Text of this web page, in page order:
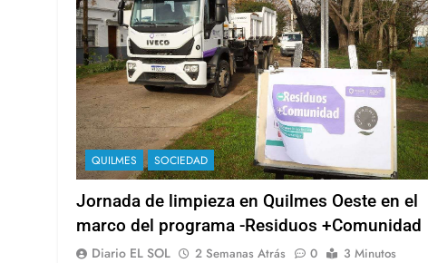
QUILMES SOCIEDAD
Jornada de limpieza en Quilmes Oeste en el
marco del programa -Residuos +Comunidad
Diario EL SOL 2 Semanas Atrás 0
3 Minutos